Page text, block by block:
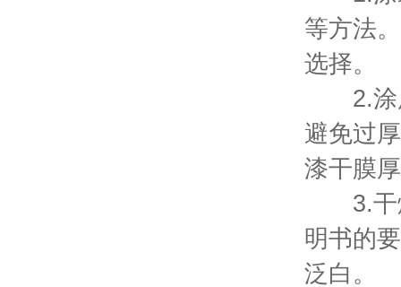
等方法
选择。
2.涂层
避免过
漆干膜
3.干燥
明书的
泛白。